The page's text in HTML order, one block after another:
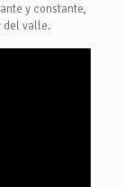
y constante,
del valle.